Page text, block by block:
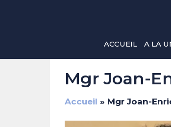
ACCUEIL A LA
Mgr Joan-
Accueil » Mgr Joan-